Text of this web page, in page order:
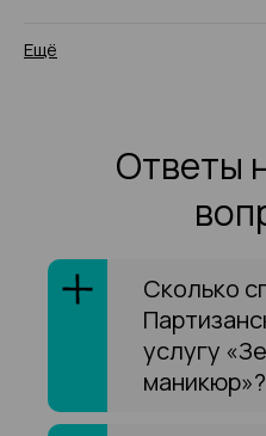
Ещё
Ответы
Сколько
услугу
маникюр»?